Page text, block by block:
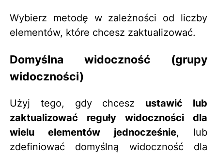
Wybierz metodę w zależności od liczby
elementów, które chcesz zaktualizować.
Domyślna widoczność (grupy
widoczności)
Użyj tego, gdy chcesz ustawić lub
zaktualizować reguły widoczności dla
wielu elementów jednocześnie, lub
zdefiniować domyślną widoczność dla